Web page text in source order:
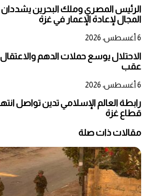
الرئيس المصري وملك البحرين
المجال لإعادة الإعمار في غزة
6 أغسطس، 2026
الاحتلال يوسع حملات الدهم
عقب
6 أغسطس، 2026
رابطة العالم الإسلامي تدين تواصل
قطاع غزة
مقالات ذات صلة